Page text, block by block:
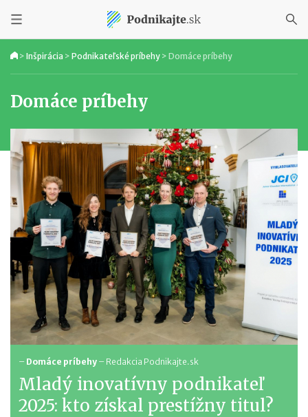
> Inšpirácia > Podnikateľské príbehy > Domáce príbehy
Domáce príbehy
– Domáce príbehy – Redakcia Podnikajte.sk
Mladý inovatívny podnikateľ
2025: kto získal prestížny titul?